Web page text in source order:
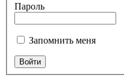
Пароль
Запомнить меня